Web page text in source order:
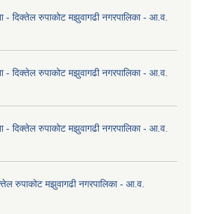
- दिक्तेल रुपाकोट मझुवागढी नगरपालिका - आ.व.
- दिक्तेल रुपाकोट मझुवागढी नगरपालिका - आ.व.
- दिक्तेल रुपाकोट मझुवागढी नगरपालिका - आ.व.
रुपाकोट मझुवागढी नगरपालिका - आ.व.